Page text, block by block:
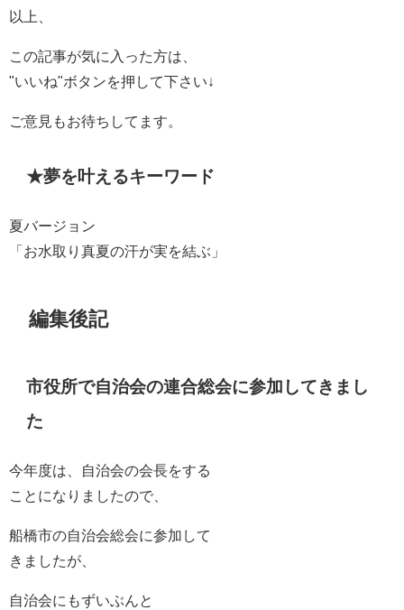
以上、
この記事が気に入った方は、
"いいね"ボタンを押して下さい↓
ご意見もお待ちしてます。
★夢を叶えるキーワード
夏バージョン
「お水取り真夏の汗が実を結ぶ」
編集後記
市役所で自治会の連合総会に参加してきまし
た
今年度は、自治会の会長をする
ことになりましたので、
船橋市の自治会総会に参加して
きましたが、
自治会にもずいぶんと